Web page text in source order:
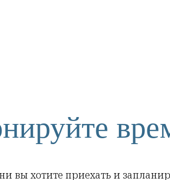
вы хотите приехать и